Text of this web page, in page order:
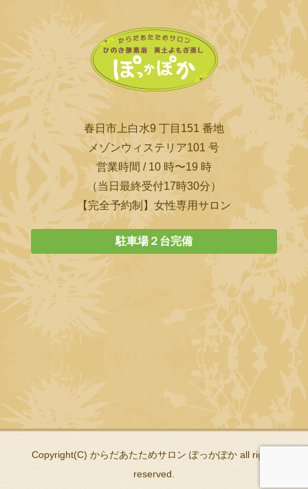
春日市上白水9 丁目151 番地
メゾンウィステリア101 号
営業時間 / 10 時〜19 時
（当日最終受付17時30分）
【完全予約制】女性専用サロン
駐車場２台完備
Copyright(C) からだあたためサロン ぽっかぽか all rights
reserved.